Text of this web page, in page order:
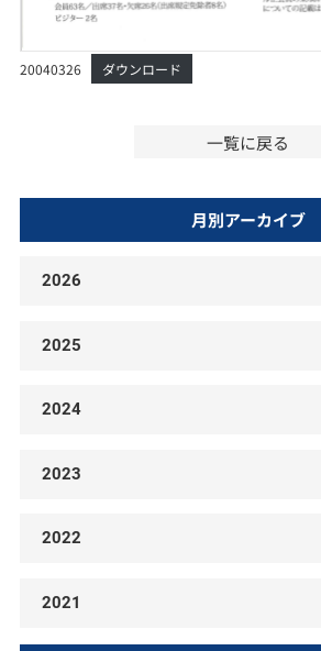
20040326 ダウンロード
一覧に戻る
月別アーカイブ
2026
2025
2024
2023
2022
2021